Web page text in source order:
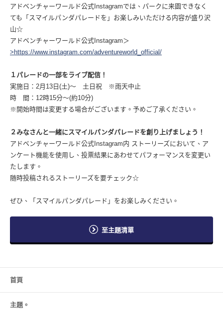
アドベンチャーワールド公式Instagramでは、パークに来園できなく
ても「スマイルパンダパレードを」お楽しみいただける内容が盛り沢
山☆
アドベンチャーワールド公式Instagram＞
>https://www.instagram.com/adventureworld_official/
１パレードの一部をライブ配信！
実施日：2月13日(土)〜 土日祝 ※雨天中止
時 間：12時15分〜(約10分)
※開始時間は変更する場合がございます。予めご了承ください。
２みなさんと一緒にスマイルパンダパレードを創り上げましょう！
アドベンチャーワールド公式Instagram内 ストーリーズにおいて、ア
ンケート機能を使用し、投票結果にあわせてパフォーマンスを変更い
たします。
随時投稿されるストーリーズを要チェック☆
ぜひ、「スマイルパンダパレード」をお楽しみください。
至主題清單
首頁
主題。